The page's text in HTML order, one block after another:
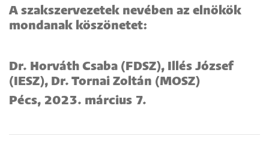
A szakszervezetek nevében az elnökök
mondanak köszönetet:
Dr. Horváth Csaba (FDSZ), Illés József
(IESZ), Dr. Tornai Zoltán (MOSZ)
Pécs, 2023. március 7.